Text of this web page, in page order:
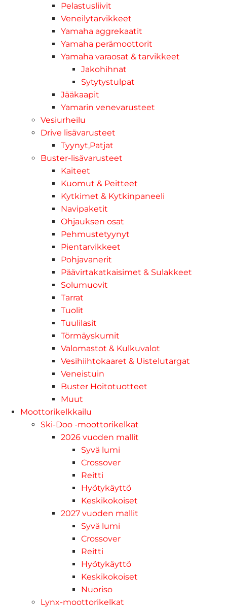
Pelastusliivit
Veneilytarvikkeet
Yamaha aggrekaatit
Yamaha perämoottorit
Yamaha varaosat & tarvikkeet
Jakohihnat
Sytytystulpat
Jääkaapit
Yamarin venevarusteet
Vesiurheilu
Drive lisävarusteet
Tyynyt,Patjat
Buster-lisävarusteet
Kaiteet
Kuomut & Peitteet
Kytkimet & Kytkinpaneeli
Navipaketit
Ohjauksen osat
Pehmustetyynyt
Pientarvikkeet
Pohjavanerit
Päävirtakatkaisimet & Sulakkeet
Solumuovit
Tarrat
Tuolit
Tuulilasit
Törmäyskumit
Valomastot & Kulkuvalot
Vesihiihtokaaret & Uistelutargat
Veneistuin
Buster Hoitotuotteet
Muut
Moottorikelkkailu
Ski-Doo -moottorikelkat
2026 vuoden mallit
Syvä lumi
Crossover
Reitti
Hyötykäyttö
Keskikokoiset
2027 vuoden mallit
Syvä lumi
Crossover
Reitti
Hyötykäyttö
Keskikokoiset
Nuoriso
Lynx-moottorikelkat